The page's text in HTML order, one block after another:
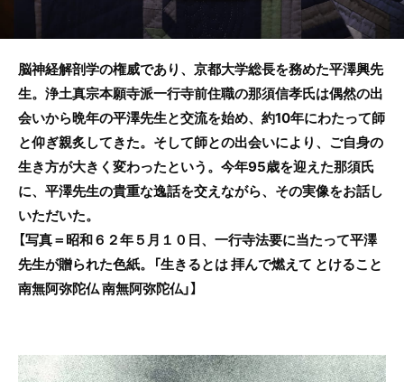
脳神経解剖学の権威であり、京都大学総長を務めた平澤興先
生。浄土真宗本願寺派一行寺前住職の那須信孝氏は偶然の出
会いから晩年の平澤先生と交流を始め、約10年にわたって師
と仰ぎ親炙してきた。そして師との出会いにより、ご自身の
生き方が大きく変わったという。今年95歳を迎えた那須氏
に、平澤先生の貴重な逸話を交えながら、その実像をお話し
いただいた。
【写真＝昭和６２年５月１０日、一行寺法要に当たって平澤
先生が贈られた色紙。「生きるとは 拝んで燃えて とけること
南無阿弥陀仏 南無阿弥陀仏」】